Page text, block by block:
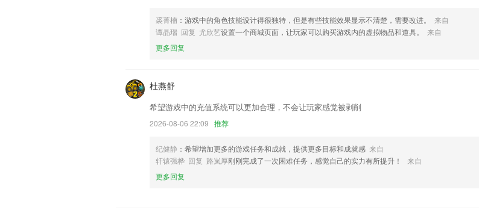
裘菁楠 ：游戏中的角色技能设计得很独特，但是有些技能效果显示不清楚，需要改进。
来自
谭晶瑞 回复 尤欣艺设置一个商城页面，让玩家可以购买游戏内的虚拟物品和道具。
来自
更多回复
杜燕舒
希望游戏中的充值系统可以更加合理，不会让玩家感觉被剥削
2026-08-06 22:09 推荐
纪健静 ：希望增加更多的游戏任务和成就，提供更多目标和成就感 来自
轩辕强桦 回复 路岚厚刚刚完成了一次困难任务，感觉自己的实力有所提升！
来自
更多回复